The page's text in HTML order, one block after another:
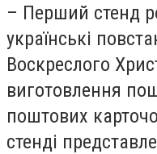
– Перший стенд
українські
Воскреслого
виготовлення
поштових
стенді